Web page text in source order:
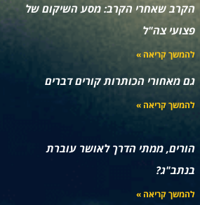
הקרב שאחרי הקרב: מסע השיקום של
פצועי צה"ל
להמשך קריאה »
גם מאחורי הכותרות קורים דברים
להמשך קריאה »
הורים, ממתי הדרך לאושר עוברת
בנתב"ג?
להמשך קריאה »